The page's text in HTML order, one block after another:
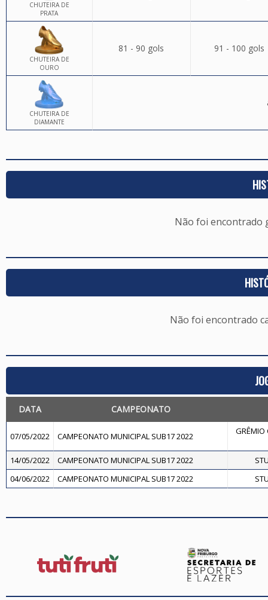
CHUTEIRA DE
PRATA
CHUTEIRA DE
OURO
81 - 90 gols 91 - 100 gols
CHUTEIRA DE
DIAMANTE
Não foi encontrado
Não foi encontrado
DATA CAMPEONATO
07/05/2022 CAMPEONATO MUNICIPAL SUB17 2022 GRÊMIO
14/05/2022 CAMPEONATO MUNICIPAL SUB17 2022
04/06/2022
CAMPEONATO MUNICIPAL SUB17 2022